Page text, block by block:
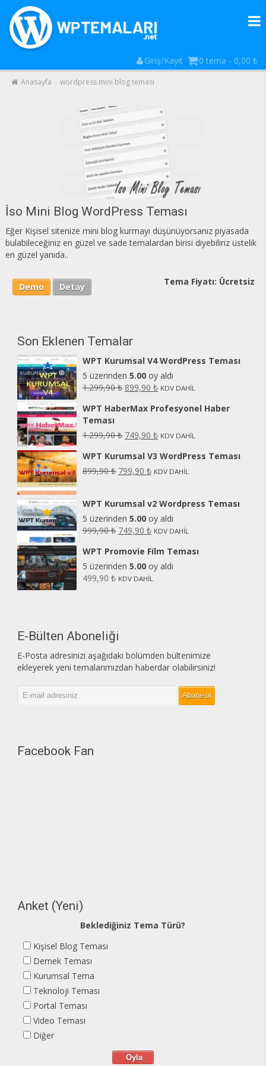
Giriş/Kayıt 0 tema - 0,00₺
Anasayfa wordpress mini blog teması
İso Mini Blog WordPress Teması
Eğer Kişisel sitenize mini blog kurmayı düşünüyorsanız piyasada
bulabileceğiniz en güzel ve sade temalardan birisi diyebiliriz üstelik
en güzel yanıda..
Demo Detay Tema Fiyatı: Ücretsiz
Son Eklenen Temalar
WPT Kurumsal V4 WordPress Teması
5 üzerinden 5.00oy aldı
1.299,90₺ 899,90 ₺ KDV DAHİL
WPT HaberMax Profesyonel Haber
Teması
1.299,90₺ 749,90 ₺ KDV DAHİL
WPT Kurumsal V3 WordPress Teması
899,90₺ 799,90 ₺ KDV DAHİL
WPT Kurumsal v2 Wordpress Teması
5 üzerinden 5.00oy aldı
999,90₺ 749,90 ₺ KDV DAHİL
WPT Promovie Film Teması
5 üzerinden 5.00oy aldı
499,90 ₺ KDV DAHİL
E-Bülten Aboneliği
E-Posta adresinizi aşağıdaki bölümden bültenimize
ekleyerek yeni temalarımızdan haberdar olabilirsiniz!
Facebook Fan
Anket (Yeni)
Beklediğiniz Tema Türü?
Kişisel Blog Teması
Dernek Teması
Kurumsal Tema
Teknoloji Teması
Portal Teması
Video Teması
Diğer